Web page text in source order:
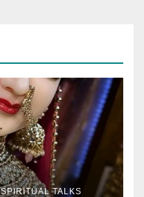
SPIRITUAL TALKS